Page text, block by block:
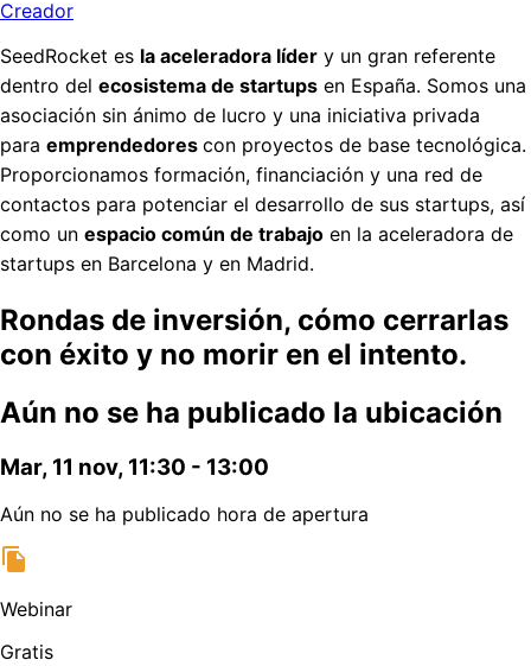
Creador
SeedRocket es la aceleradora líder y un gran referente
dentro del ecosistema de startups en España. Somos una
asociación sin ánimo de lucro y una iniciativa privada
para emprendedores con proyectos de base tecnológica.
Proporcionamos formación, financiación y una red de
contactos para potenciar el desarrollo de sus startups, así
como un espacio común de trabajo en la aceleradora de
startups en Barcelona y en Madrid.
Rondas de inversión, cómo cerrarlas
con éxito y no morir en el intento.
Aún no se ha publicado la ubicación
Mar, 11 nov, 11:30 - 13:00
Aún no se ha publicado hora de apertura
Webinar
Gratis